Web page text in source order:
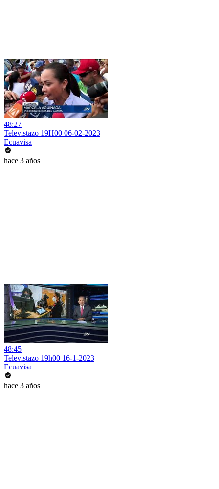
48:27
Televistazo 19H00 06-02-2023
Ecuavisa
hace 3 años
48:45
Televistazo 19h00 16-1-2023
Ecuavisa
hace 3 años